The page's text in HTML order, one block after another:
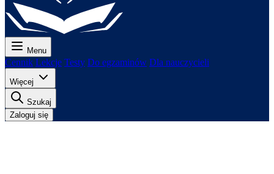
Menu
Cennik Lekcje Testy Do egzaminów Dla nauczycieli
Więcej
Szukaj
Zaloguj się